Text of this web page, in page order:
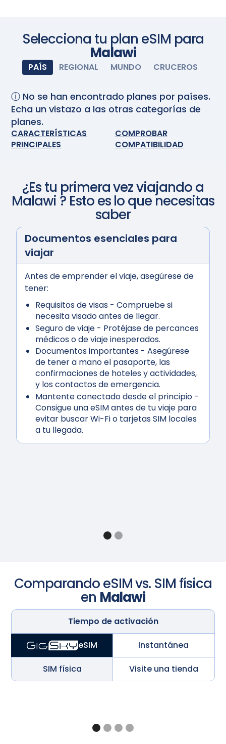
Selecciona tu plan eSIM para
Malawi
PAÍS REGIONAL MUNDO CRUCEROS
ⓘ No se han encontrado planes por países.
Echa un vistazo a las otras categorías de
planes.
CARACTERÍSTICAS
PRINCIPALES
COMPROBAR
COMPATIBILIDAD
¿Es tu primera vez viajando a
Malawi ? Esto es lo que necesitas
saber
Documentos esenciales para
viajar
Antes de emprender el viaje, asegúrese de
tener:
Requisitos de visas - Compruebe si
necesita visado antes de llegar.
Seguro de viaje - Protéjase de percances
médicos o de viaje inesperados.
Documentos importantes - Asegúrese
de tener a mano el pasaporte, las
confirmaciones de hoteles y actividades,
y los contactos de emergencia.
Mantente conectado desde el principio -
Consigue una eSIM antes de tu viaje para
evitar buscar Wi-Fi o tarjetas SIM locales
a tu llegada.
Comparando eSIM vs. SIM física
en Malawi
Tiempo de activación
eSIM Instantánea
SIM física Visite una tienda